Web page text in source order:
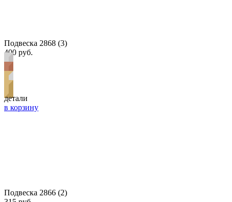
Подвеска 2868 (3)
400 руб.
детали
в корзину
Подвеска 2866 (2)